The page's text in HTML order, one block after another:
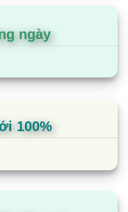
tăng độ bền của trang
giặt hơn, ít nước hơn
hơn khi được tích hợp
ngày
100%